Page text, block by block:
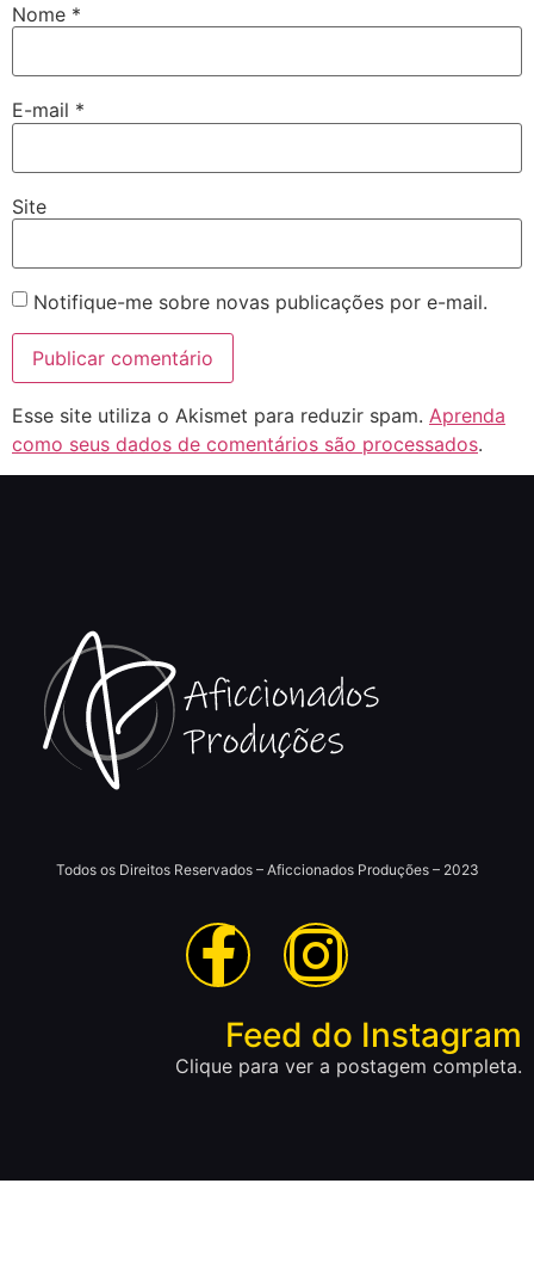
Nome *
E-mail *
Site
Notifique-me sobre novas publicações por e-mail.
Esse site utiliza o Akismet para reduzir spam. Aprenda
como seus dados de comentários são processados.
Todos os Direitos Reservados – Aficcionados Produções – 2023
Feed do Instagram
Clique para ver a postagem completa.